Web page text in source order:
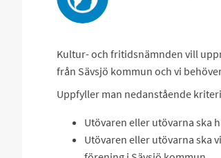
Kultur- och fritidsnämnden vill
från Sävsjö kommun och vi
Uppfyller man nedanstående
Utövaren eller utövarna ska
Utövaren eller utövarna ska